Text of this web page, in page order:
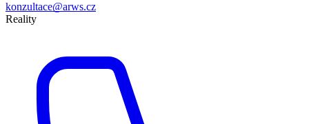
konzultace@arws.cz
Reality